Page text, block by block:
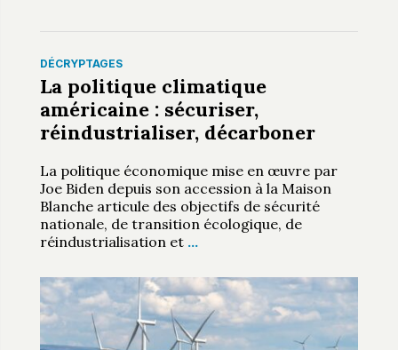
DÉCRYPTAGES
La politique climatique
américaine : sécuriser,
réindustrialiser, décarboner
La politique économique mise en œuvre par
Joe Biden depuis son accession à la Maison
Blanche articule des objectifs de sécurité
nationale, de transition écologique, de
réindustrialisation et …